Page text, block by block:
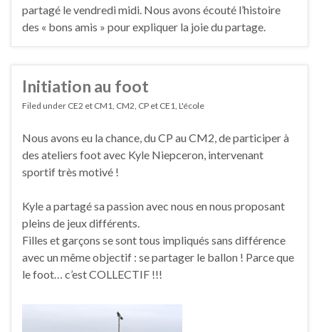
partagé le vendredi midi. Nous avons écouté l’histoire
des « bons amis » pour expliquer la joie du partage.
Initiation au foot
Filed under CE2 et CM1 CM2 CP et CE1 L'école
Nous avons eu la chance, du CP au CM2, de participer à
des ateliers foot avec Kyle Niepceron, intervenant
sportif très motivé !
Kyle a partagé sa passion avec nous en nous proposant
pleins de jeux différents.
Filles et garçons se sont tous impliqués sans différence
avec un même objectif : se partager le ballon ! Parce que
le foot… c’est COLLECTIF !!!